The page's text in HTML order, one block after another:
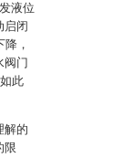
液位
启闭
，
阀门
此
解的
限